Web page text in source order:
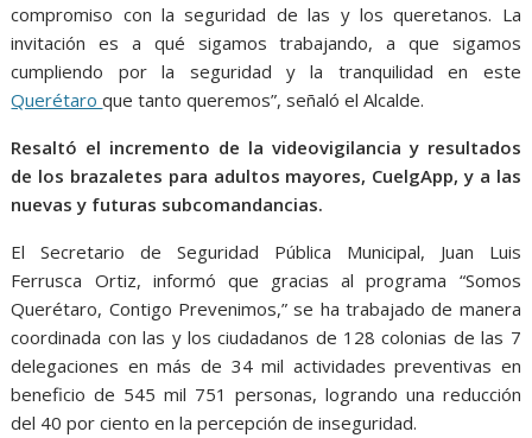
compromiso con la seguridad de las y los queretanos. La
invitación es a qué sigamos trabajando, a que sigamos
cumpliendo por la seguridad y la tranquilidad en este
Querétaroque tanto queremos”, señaló el Alcalde.
Resaltó el incremento de la videovigilancia y resultados
de los brazaletes para adultos mayores, CuelgApp, y a las
nuevas y futuras subcomandancias.
El Secretario de Seguridad Pública Municipal, Juan Luis
Ferrusca Ortiz, informó que gracias al programa “Somos
Querétaro, Contigo Prevenimos,” se ha trabajado de manera
coordinada con las y los ciudadanos de 128 colonias de las 7
delegaciones en más de 34 mil actividades preventivas en
beneficio de 545 mil 751 personas, logrando una reducción
del 40 por ciento en la percepción de inseguridad.